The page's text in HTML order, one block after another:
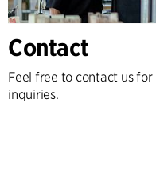
Contact
Feel free to contact us
inquiries.